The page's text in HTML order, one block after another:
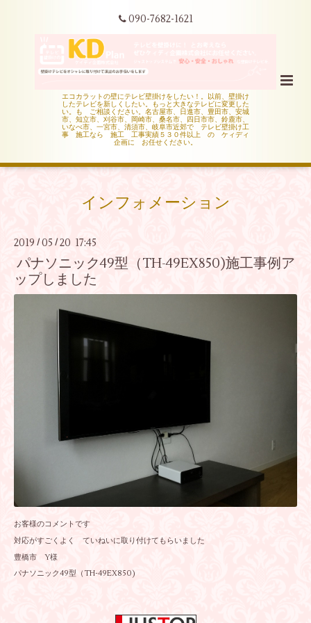
090-7682-1621
エコカラットの壁にテレビ壁掛けをしたい！。以前、壁掛け
したテレビを新しくしたい。もっと大きなテレビに変更した
い。も ご相談ください。名古屋市、日進市、豊田市、安城
市、知立市、刈谷市、岡崎市、桑名市、四日市市、鈴鹿市、
いなべ市、一宮市、清須市、岐阜市近郊で テレビ壁掛け工
事 施工なら 施工 工事実績５３０件以上 の ケィディ
企画に お任せください。
インフォメーション
2019 / 05 /20 17:45
パナソニック49型（TH-49EX850)施工事例ア
ップしました
お客様のコメントです
対応がすごくよく ていねいに取り付けてもらいました
豊橋市 Y様
パナソニック49型（TH-49EX850)